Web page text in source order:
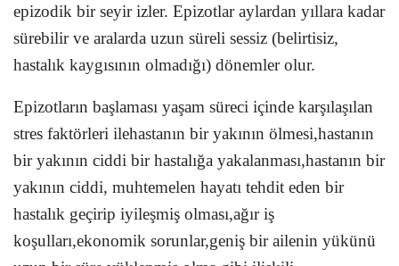
epizodik bir seyir izler. Epizotlar aylardan yıllara kadar
sürebilir ve aralarda uzun süreli sessiz (belirtisiz,
hastalık kaygısının olmadığı) dönemler olur.
Epizotların başlaması yaşam süreci içinde karşılaşılan
stres faktörleri ilehastanın bir yakının ölmesi,hastanın
bir yakının ciddi bir hastalığa yakalanması,hastanın bir
yakının ciddi, muhtemelen hayatı tehdit eden bir
hastalık geçirip iyileşmiş olması,ağır iş
koşulları,ekonomik sorunlar,geniş bir ailenin yükünü